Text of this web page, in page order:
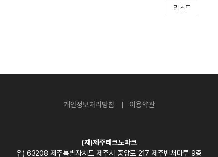
리스트
개인정보처리방침 이용약관
(재)제주테크노파크
우) 63208 제주특별자치도 제주시 중앙로 217 제주벤처마루 9층